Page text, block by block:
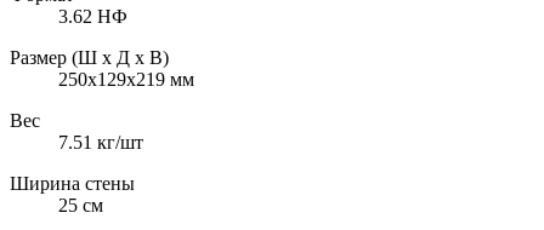
3.62 НФ
Размер (Ш х Д х В)
250х129х219 мм
Вес
7.51 кг/шт
Ширина стены
25 см